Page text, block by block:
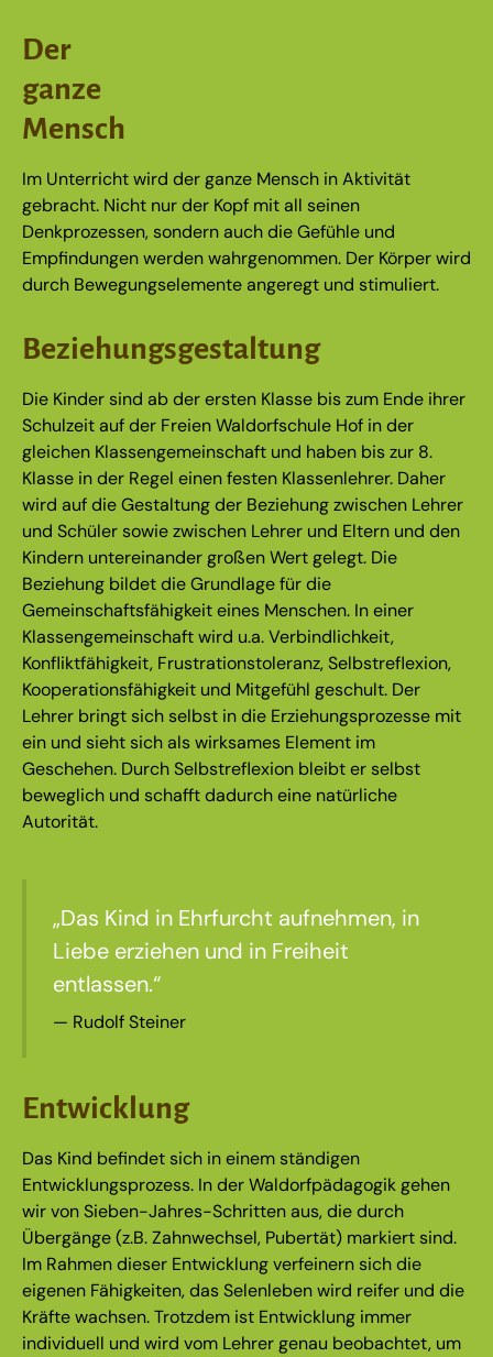
Der
ganze
Mensch
Im Unterricht wird der ganze Mensch in Aktivität
gebracht. Nicht nur der Kopf mit all seinen
Denkprozessen, sondern auch die Gefühle und
Empfindungen werden wahrgenommen. Der Körper wird
durch Bewegungselemente angeregt und stimuliert.
Beziehungsgestaltung
Die Kinder sind ab der ersten Klasse bis zum Ende ihrer
Schulzeit auf der Freien Waldorfschule Hof in der
gleichen Klassengemeinschaft und haben bis zur 8.
Klasse in der Regel einen festen Klassenlehrer. Daher
wird auf die Gestaltung der Beziehung zwischen Lehrer
und Schüler sowie zwischen Lehrer und Eltern und den
Kindern untereinander großen Wert gelegt. Die
Beziehung bildet die Grundlage für die
Gemeinschaftsfähigkeit eines Menschen. In einer
Klassengemeinschaft wird u.a. Verbindlichkeit,
Konfliktfähigkeit, Frustrationstoleranz, Selbstreflexion,
Kooperationsfähigkeit und Mitgefühl geschult. Der
Lehrer bringt sich selbst in die Erziehungsprozesse mit
ein und sieht sich als wirksames Element im
Geschehen. Durch Selbstreflexion bleibt er selbst
beweglich und schafft dadurch eine natürliche
Autorität.
„Das Kind in Ehrfurcht aufnehmen, in
Liebe erziehen und in Freiheit
entlassen.“
Rudolf Steiner
Entwicklung
Das Kind befindet sich in einem ständigen
Entwicklungsprozess. In der Waldorfpädagogik gehen
wir von Sieben-Jahres-Schritten aus, die durch
Übergänge (z.B. Zahnwechsel, Pubertät) markiert sind.
Im Rahmen dieser Entwicklung verfeinern sich die
eigenen Fähigkeiten, das Selenleben wird reifer und die
Kräfte wachsen. Trotzdem ist Entwicklung immer
individuell und wird vom Lehrer genau beobachtet, um